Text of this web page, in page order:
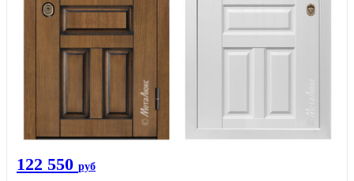
122 550 руб